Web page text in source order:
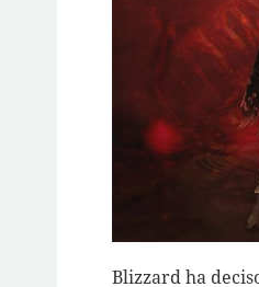
Blizzard ha